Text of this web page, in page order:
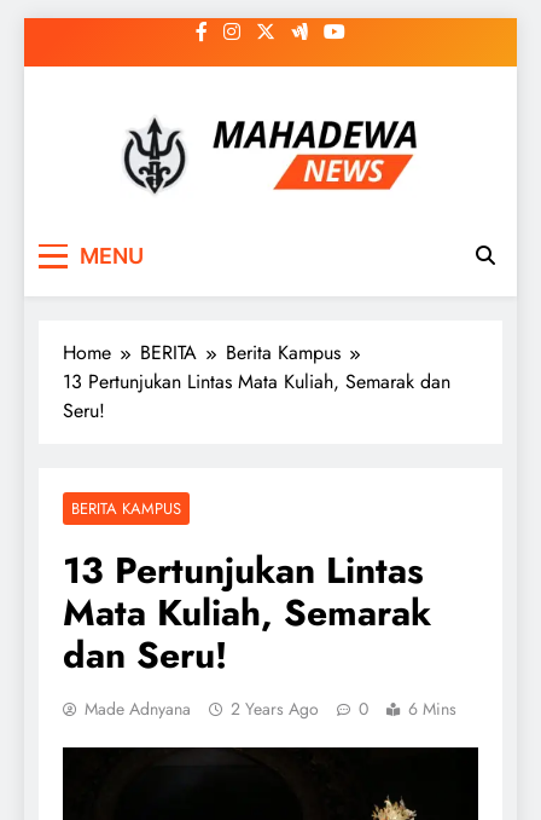
to
MAHADEWA NEWS
MENU
Home BERITA
Berita Kampus
13 Pertunjukan Lintas Mata Kuliah, Semarak dan
Seru!
BERITA KAMPUS
13 Pertunjukan Lintas
Mata Kuliah, Semarak
dan Seru!
Made Adnyana 2 Years Ago 0 6 Mins